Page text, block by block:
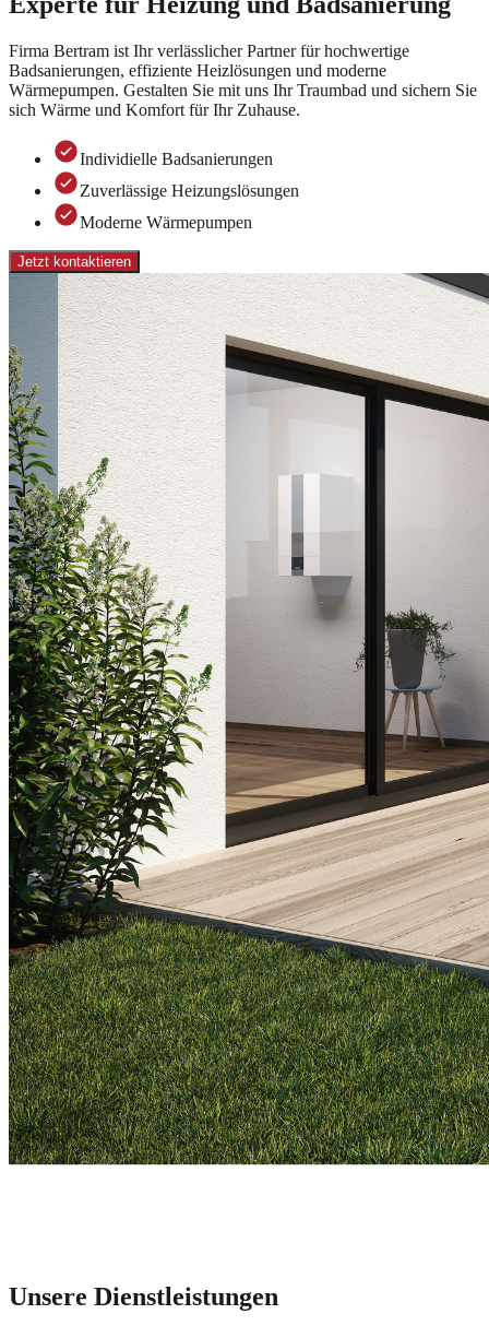
Firma Bertram ist Ihr verlässlicher Partner für hochwertige
Badsanierungen, effiziente Heizlösungen und moderne
Wärmepumpen. Gestalten Sie mit uns Ihr Traumbad und sichern Sie
sich Wärme und Komfort für Ihr Zuhause.
Individielle Badsanierungen
Zuverlässige Heizungslösungen
Moderne Wärmepumpen
Jetzt kontaktieren
Unsere Dienstleistungen